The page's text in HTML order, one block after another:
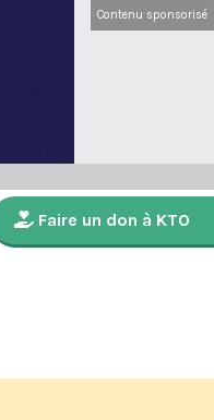
Contenu sponsorisé
Faire un don à KTO